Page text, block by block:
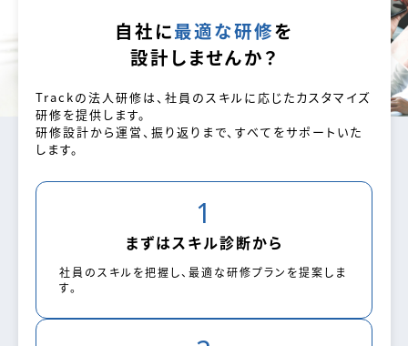
自社に最適な研修を
設計しませんか？
Trackの法人研修は、社員のスキルに応じたカスタマイズ
研修を提供します。
研修設計から運営、振り返りまで、すべてをサポートいた
します。
1
まずはスキル診断から
社員のスキルを把握し、最適な研修プランを提案しま
す。